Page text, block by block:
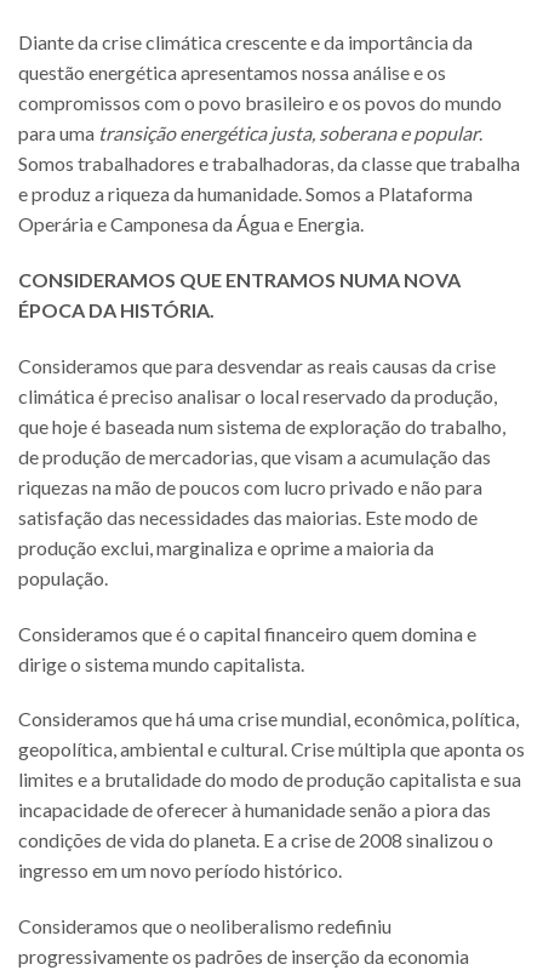
Diante da crise climática crescente e da importância da
questão energética apresentamos nossa análise e os
compromissos com o povo brasileiro e os povos do mundo
para uma transição energética justa, soberana e popular.
Somos trabalhadores e trabalhadoras, da classe que trabalha
e produz a riqueza da humanidade. Somos a Plataforma
Operária e Camponesa da Água e Energia.
CONSIDERAMOS QUE ENTRAMOS NUMA NOVA
ÉPOCA DA HISTÓRIA.
Consideramos que para desvendar as reais causas da crise
climática é preciso analisar o local reservado da produção,
que hoje é baseada num sistema de exploração do trabalho,
de produção de mercadorias, que visam a acumulação das
riquezas na mão de poucos com lucro privado e não para
satisfação das necessidades das maiorias. Este modo de
produção exclui, marginaliza e oprime a maioria da
população.
Consideramos que é o capital financeiro quem domina e
dirige o sistema mundo capitalista.
Consideramos que há uma crise mundial, econômica, política,
geopolítica, ambiental e cultural. Crise múltipla que aponta os
limites e a brutalidade do modo de produção capitalista e sua
incapacidade de oferecer à humanidade senão a piora das
condições de vida do planeta. E a crise de 2008 sinalizou o
ingresso em um novo período histórico.
Consideramos que o neoliberalismo redefiniu
progressivamente os padrões de inserção da economia